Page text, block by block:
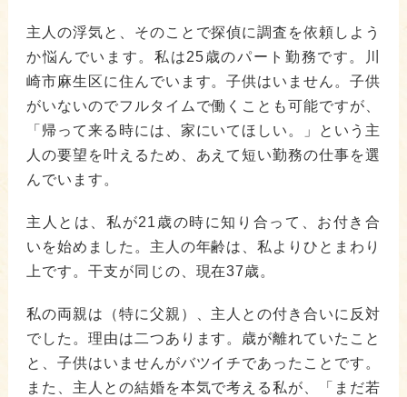
主人の浮気と、そのことで探偵に調査を依頼しよう
か悩んでいます。私は25歳のパート勤務です。川
崎市麻生区に住んでいます。子供はいません。子供
がいないのでフルタイムで働くことも可能ですが、
「帰って来る時には、家にいてほしい。」という主
人の要望を叶えるため、あえて短い勤務の仕事を選
んでいます。
主人とは、私が21歳の時に知り合って、お付き合
いを始めました。主人の年齢は、私よりひとまわり
上です。干支が同じの、現在37歳。
私の両親は（特に父親）、主人との付き合いに反対
でした。理由は二つあります。歳が離れていたこと
と、子供はいませんがバツイチであったことです。
また、主人との結婚を本気で考える私が、「まだ若